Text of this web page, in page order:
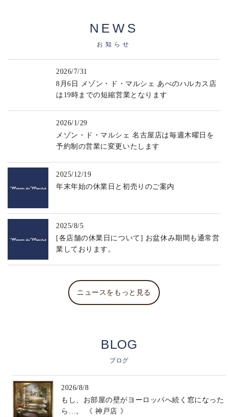
NEWS
お知らせ
2026/7/31
8月6日 メゾン・ド・マルシェ あべのハルカス店
は19時までの短縮営業となります
2026/1/29
メゾン・ド・マルシェ 名古屋店は毎週木曜日を
予約制の営業に変更いたします
2025/12/19
年末年始の休業日と初売りのご案内
2025/8/5
[各店舗の休業日について] お盆休み期間も通常営
業しております。
ニュースをもっと見る
BLOG
ブログ
2026/8/8
もし、お部屋の壁がヨーロッパへ続く窓になった
ら…。 《 神戸店 》